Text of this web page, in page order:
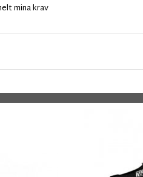
mina krav